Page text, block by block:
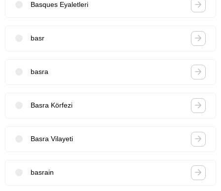
Basques Eyaletleri
basr
basra
Basra Körfezi
Basra Vilayeti
basrain